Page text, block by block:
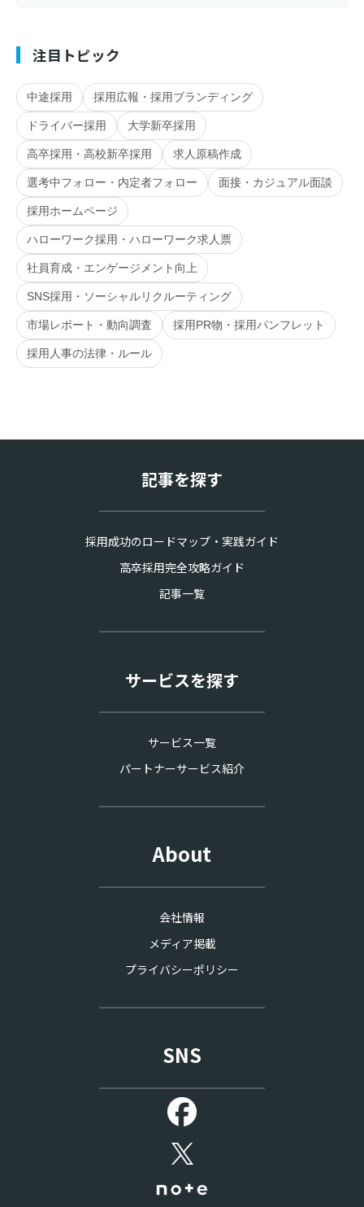
注目トピック
中途採用 採用広報・採用ブランディング
ドライバー採用 大学新卒採用
高卒採用・高校新卒採用 求人原稿作成
選考中フォロー・内定者フォロー 面接・カジュアル面談
採用ホームページ
ハローワーク採用・ハローワーク求人票
社員育成・エンゲージメント向上
SNS採用・ソーシャルリクルーティング
市場レポート・動向調査 採用PR物・採用パンフレット
採用人事の法律・ルール
記事を探す
採用成功のロードマップ・実践ガイド
高卒採用完全攻略ガイド
記事一覧
サービスを探す
サービス一覧
パートナーサービス紹介
About
会社情報
メディア掲載
プライバシーポリシー
SNS